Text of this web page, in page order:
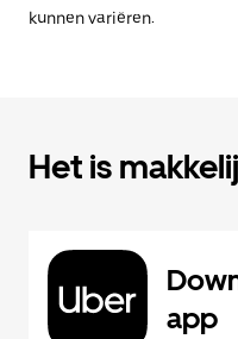
kunnen variëren.
Het is
app